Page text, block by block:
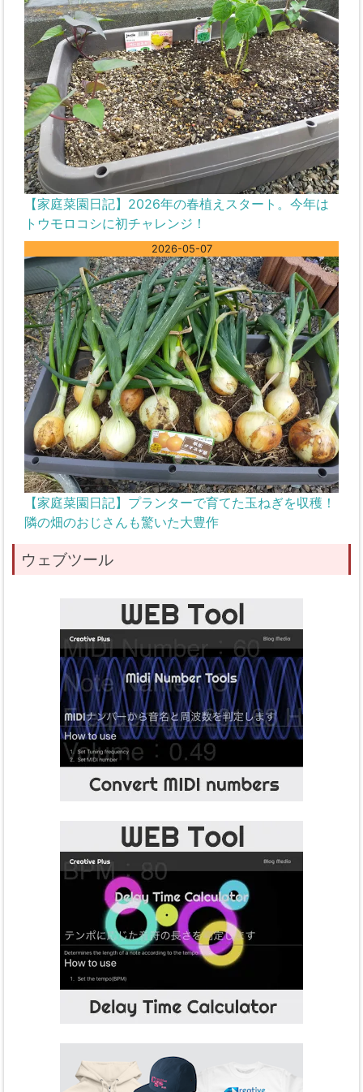
【家庭菜園日記】2026年の春植えスタート。今年は
トウモロコシに初チャレンジ！
2026-05-07
【家庭菜園日記】プランターで育てた玉ねぎを収穫！
隣の畑のおじさんも驚いた大豊作
ウェブツール